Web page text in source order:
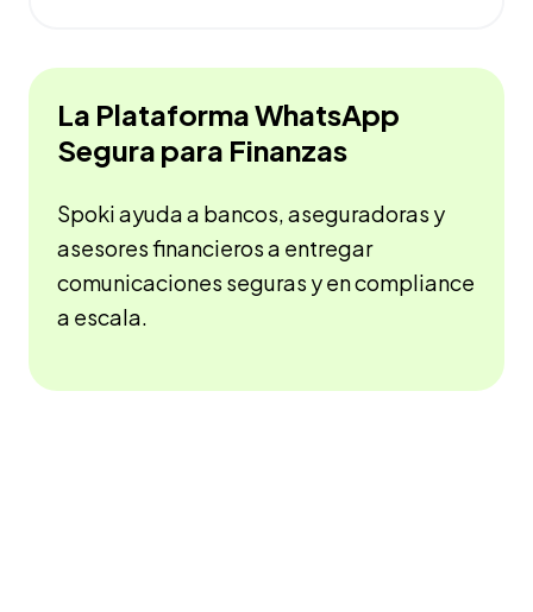
La Plataforma WhatsApp
Segura para Finanzas
Spoki ayuda a bancos, aseguradoras y
asesores financieros a entregar
comunicaciones seguras y en compliance
a escala.